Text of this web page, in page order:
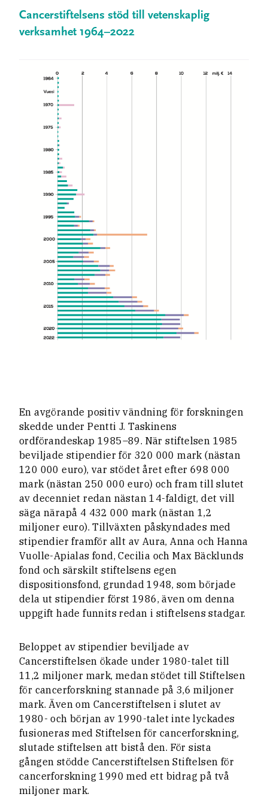
Cancerstiftelsens stöd till vetenskaplig
verksamhet 1964–2022
En avgörande positiv vändning för forskningen
skedde under Pentti J. Taskinens
ordförandeskap 1985–89. När stiftelsen 1985
beviljade stipendier för 320 000 mark (nästan
120 000 euro), var stödet året efter 698 000
mark (nästan 250 000 euro) och fram till slutet
av decenniet redan nästan 14-faldigt, det vill
säga närapå 4 432 000 mark (nästan 1,2
miljoner euro). Tillväxten påskyndades med
stipendier framför allt av Aura, Anna och Hanna
Vuolle-Apialas fond, Cecilia och Max Bäcklunds
fond och särskilt stiftelsens egen
dispositionsfond, grundad 1948, som började
dela ut stipendier först 1986, även om denna
uppgift hade funnits redan i stiftelsens stadgar.
Beloppet av stipendier beviljade av
Cancerstiftelsen ökade under 1980-talet till
11,2 miljoner mark, medan stödet till Stiftelsen
för cancerforskning stannade på 3,6 miljoner
mark. Även om Cancerstiftelsen i slutet av
1980- och början av 1990-talet inte lyckades
fusioneras med Stiftelsen för cancerforskning,
slutade stiftelsen att bistå den. För sista
gången stödde Cancerstiftelsen Stiftelsen för
cancerforskning 1990 med ett bidrag på två
miljoner mark.